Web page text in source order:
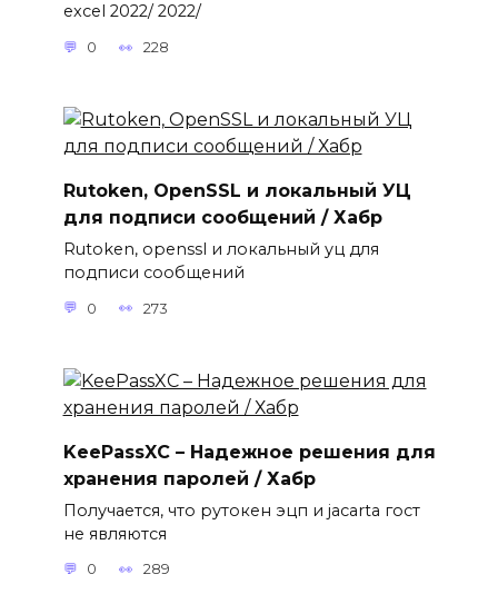
excel 2022/ 2022/
0 228
Rutoken, OpenSSL и локальный УЦ
для подписи сообщений / Хабр
Rutoken, openssl и локальный уц для
подписи сообщений
0 273
KeePassXC – Надежное решения для
хранения паролей / Хабр
Получается, что рутокен эцп и jacarta гост
не являются
0 289